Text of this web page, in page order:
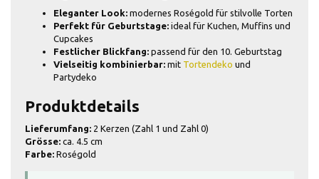
Eleganter Look: modernes Roségold für stilvolle Torten
Perfekt für Geburtstage: ideal für Kuchen, Muffins und
Cupcakes
Festlicher Blickfang: passend für den 10. Geburtstag
Vielseitig kombinierbar: mit Tortendeko und
Partydeko
Produktdetails
Lieferumfang: 2 Kerzen (Zahl 1 und Zahl 0)
Grösse: ca. 4.5 cm
Farbe: Roségold